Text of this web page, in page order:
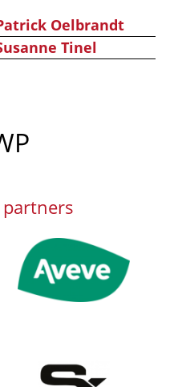
Oelbrandt
Tinel
Afbeelding